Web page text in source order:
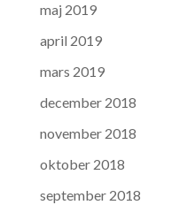
maj 2019
april 2019
mars 2019
december 2018
november 2018
oktober 2018
september 2018